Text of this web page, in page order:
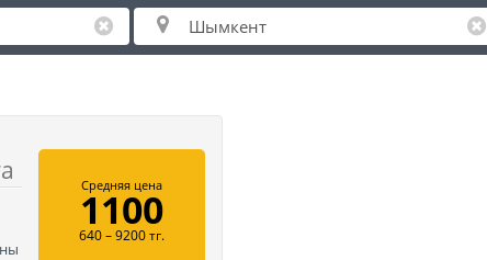
Средняя цена
1100
640 – 9200 тг.